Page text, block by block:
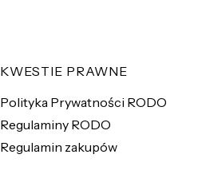
KWESTIE PRAWNE
Polityka Prywatności RODO
Regulaminy RODO
Regulamin zakupów